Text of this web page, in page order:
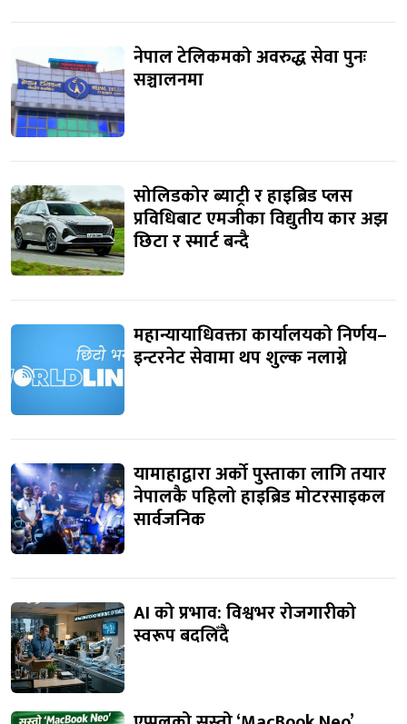
नेपाल टेलिकमको अवरुद्ध सेवा पुनः
सञ्चालनमा
सोलिडकोर ब्याट्री र हाइब्रिड प्लस
प्रविधिबाट एमजीका विद्युतीय कार अझ
छिटा र स्मार्ट बन्दै
महान्यायाधिवक्ता कार्यालयको निर्णय–
इन्टरनेट सेवामा थप शुल्क नलाग्ने
यामाहाद्वारा अर्को पुस्ताका लागि तयार
नेपालकै पहिलो हाइब्रिड मोटरसाइकल
सार्वजनिक
AI को प्रभाव: विश्वभर रोजगारीको
स्वरूप बदलिँदै